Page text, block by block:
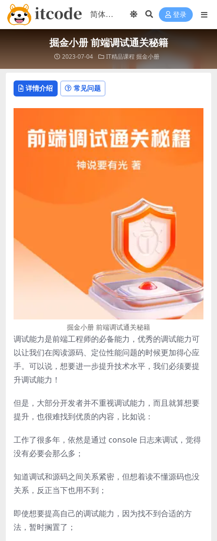
登录
掘金小册 前端调试通关秘籍
2023-07-04 IT精品课程 掘金小册
详情介绍 常见问题
掘金小册 前端调试通关秘籍
调试能力是前端工程师的必备能力，优秀的调试能力可
以让我们在阅读源码、定位性能问题的时候更加得心应
手。可以说，想要进一步提升技术水平，我们必须要提
升调试能力！
但是，大部分开发者并不重视调试能力，而且就算想要
提升，也很难找到优质的内容，比如说：
工作了很多年，依然是通过 console 日志来调试，觉得
没有必要会那么多；
知道调试和源码之间关系紧密，但想着读不懂源码也没
关系，反正当下也用不到；
即使想要提高自己的调试能力，因为找不到合适的方
法，暂时搁置了；